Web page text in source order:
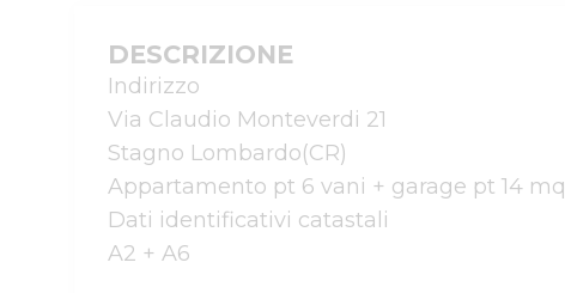
DESCRIZIONE
Indirizzo
Via Claudio Monteverdi 21
Stagno Lombardo(CR)
Appartamento pt 6 vani + garage pt 14 mq
Dati identificativi catastali